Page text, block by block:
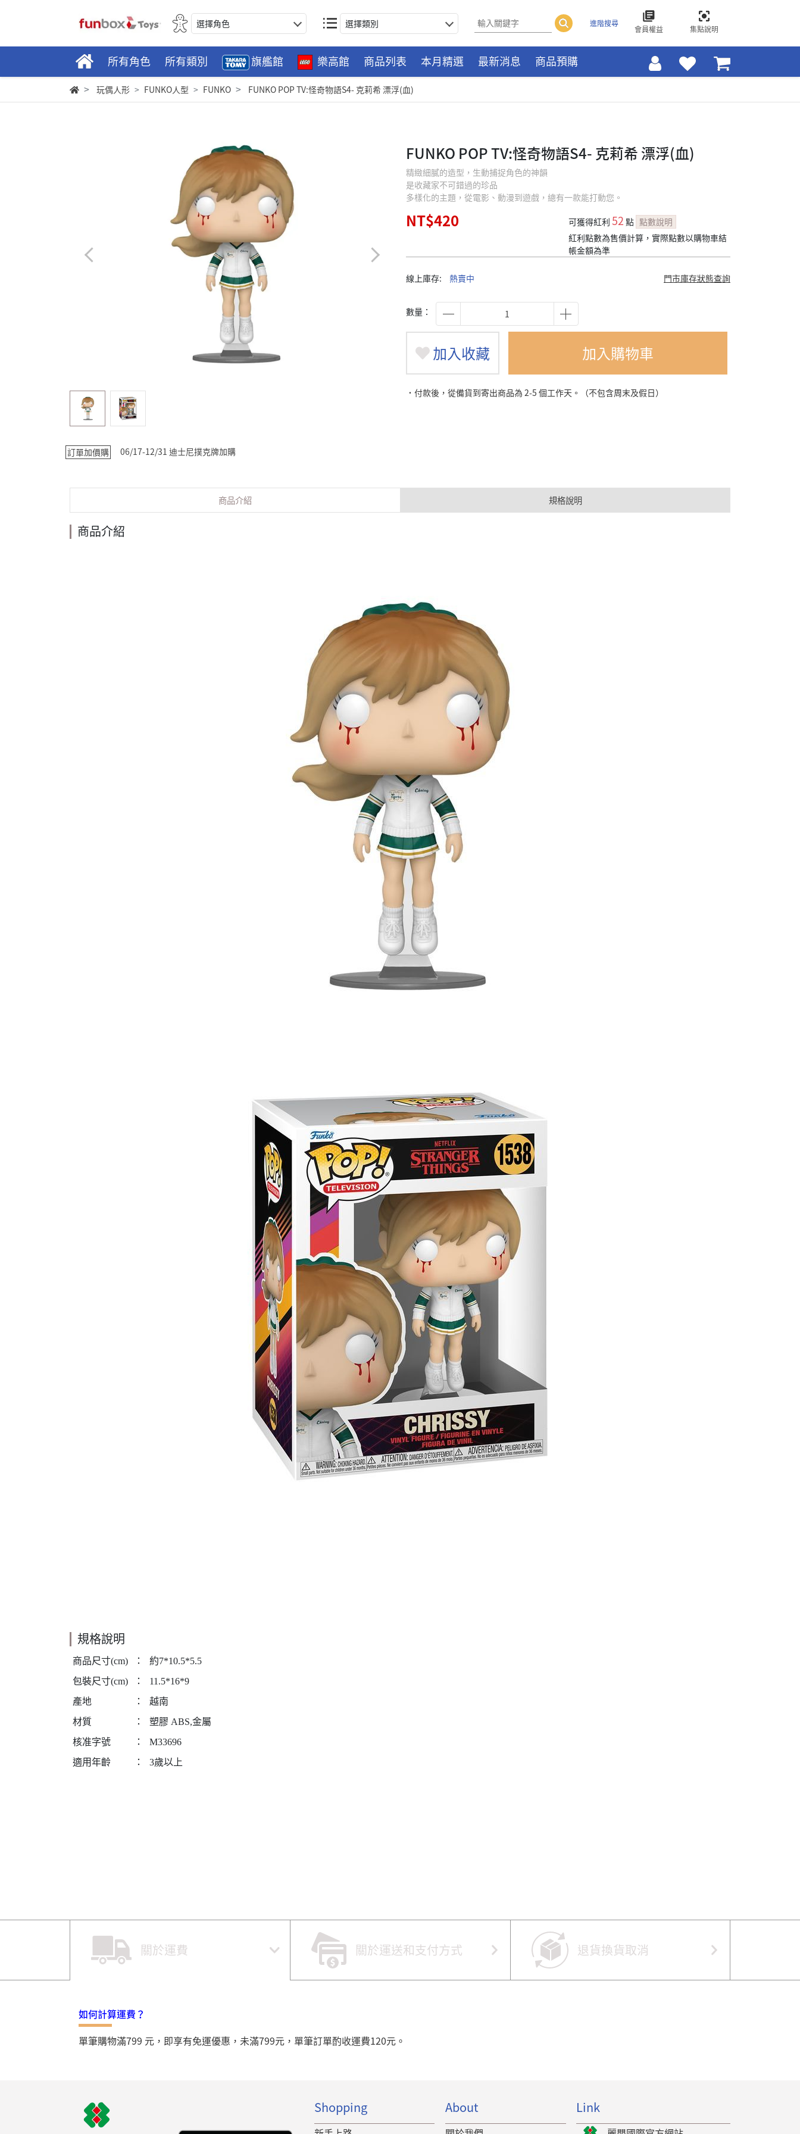
選擇角色 選擇類別 進階搜尋
會員權益 集點說明
所有角色 所有類別 旗艦館 樂高館 商品列表 本月精選 最新消息 商品預購
玩偶人形 FUNKO人型 FUNKO FUNKO POP TV:怪奇物語S4- 克莉希 漂浮(血)
FUNKO POP TV:怪奇物語S4- 克莉希 漂浮(血)
精緻細膩的造型，生動捕捉角色的神韻
是收藏家不可錯過的珍品
多樣化的主題，從電影、動漫到遊戲，總有一款能打動您。
NT$420 可獲得紅利 52 點 點數說明
紅利點數為售價計算，實際點數以購物車結
帳金額為準
線上庫存: 熱賣中 門市庫存狀態查詢
數量：
加入收藏 加入購物車
˙付款後，從備貨到寄出商品為 2-5 個工作天。（不包含周末及假日）
訂單加價購 06/17-12/31 迪士尼撲克牌加購
商品介紹 規格說明
商品介紹
規格說明
商品尺寸(cm) ：
約7*10.5*5.5
包裝尺寸(cm)
：
11.5*16*9
產地
：
越南
材質
：
塑膠 ABS,金屬
核准字號
：
M33696
適用年齡
： 3歲以上
關於運費 關於運送和支付方式 退貨換貨取消
如何計算運費？
單筆購物滿799 元，即享有免運優惠，未滿799元，單筆訂單酌收運費120元。
Shopping About Link